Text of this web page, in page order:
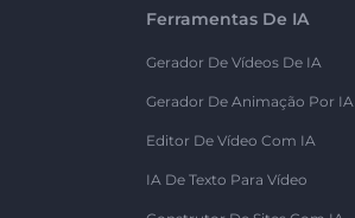
Ferramentas De IA
Gerador De Vídeos De IA
Gerador De Animação Por IA
Editor De Vídeo Com IA
IA De Texto Para Vídeo